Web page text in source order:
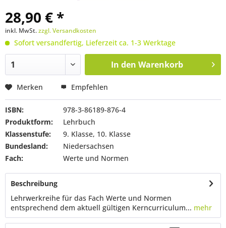
28,90 € *
inkl. MwSt.zzgl. Versandkosten
Sofort versandfertig, Lieferzeit ca. 1-3 Werktage
In den Warenkorb
Merken Empfehlen
ISBN:
978-3-86189-876-4
Produktform:
Lehrbuch
Klassenstufe:
9. Klasse, 10. Klasse
Bundesland:
Niedersachsen
Fach:
Werte und Normen
Beschreibung
Lehrwerkreihe für das Fach Werte und Normen
entsprechend dem aktuell gültigen Kerncurriculum... mehr